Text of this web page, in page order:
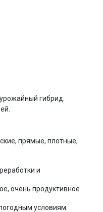
гибрид.
прямые, плотные,
и
очень продуктивное
условиям.